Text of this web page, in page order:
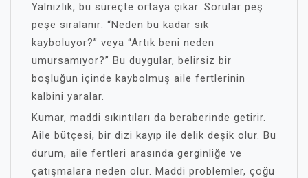
Yalnızlık, bu süreçte ortaya çıkar. Sorular peş
peşe sıralanır: “Neden bu kadar sık
kayboluyor?” veya “Artık beni neden
umursamıyor?” Bu duygular, belirsiz bir
boşluğun içinde kaybolmuş aile fertlerinin
kalbini yaralar.
Kumar, maddi sıkıntıları da beraberinde getirir.
Aile bütçesi, bir dizi kayıp ile delik deşik olur. Bu
durum, aile fertleri arasında gerginliğe ve
çatışmalara neden olur. Maddi problemler, çoğu